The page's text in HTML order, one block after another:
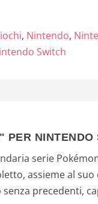
, Nintendo,
Switch
PER NINTENDO
serie
assieme al
precedenti,